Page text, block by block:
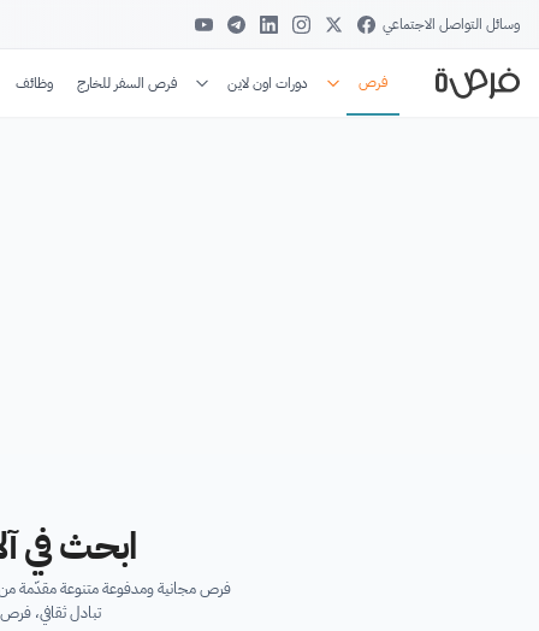
وسائل التواصل الاجتماعي
فرص دورات اون لاين فرص السفر للخارج وظائف
ابحث في
فرص مجانية ومدفوعة متنوعة مقدّمة من
تبادل ثقافي،